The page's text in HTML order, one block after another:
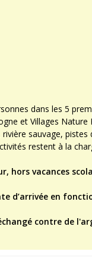
dans les 5
et Villages Nature
sauvage, pistes
restent à la
hors vacances
d’arrivée en
contre de